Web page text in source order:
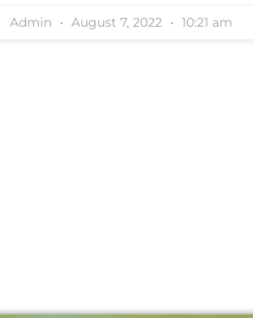
Admin August 7, 2022 10:21 am